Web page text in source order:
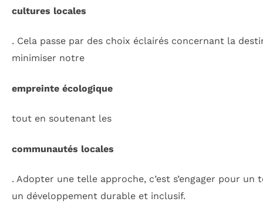
cultures locales
. Cela passe par des choix éclairés concernant la
minimiser notre
empreinte écologique
tout en soutenant les
communautés locales
. Adopter une telle approche, c’est s’engager pour
un développement durable et inclusif.